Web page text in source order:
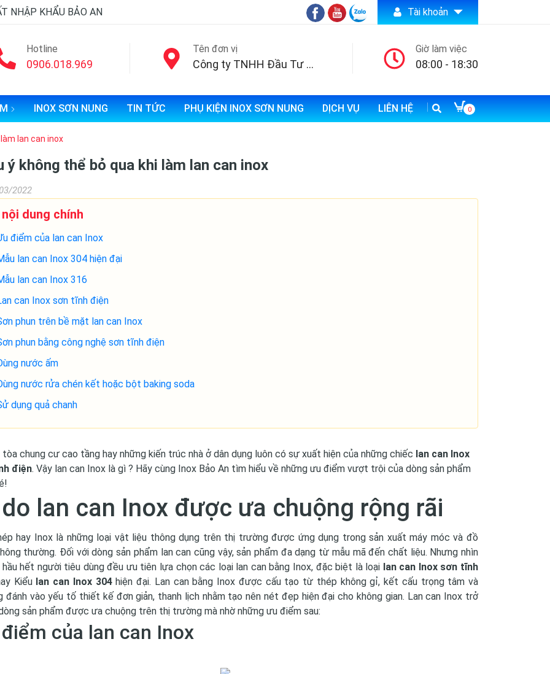
NHẬP KHẨU BẢO AN Tài khoản
Giờ làm việc
08:00 - 18:30
Tên đơn vị
Công ty TNHH Đầu Tư Thương Mại và Xuất Nhập Khẩu Bảo An
Hotline
0906.018.969
INOX SƠN NUNG TIN TỨC PHỤ KIỆN INOX SƠN NUNG DỊCH VỤ LIÊN HỆ 0
lan can inox
ý không thể bỏ qua khi làm lan can inox
2022
nội dung chính
điểm của lan can Inox
lan can Inox 304 hiện đại
lan can Inox 316
can Inox sơn tĩnh điện
phun trên bề mặt lan can Inox
phun bằng công nghệ sơn tĩnh điện
nước ấm
nước rửa chén kết hoặc bột baking soda
dụng quả chanh
tòa chung cư cao tầng hay những kiến trúc nhà ở dân dụng luôn có sự xuất hiện của những chiếc lan can Inox
điện. Vậy lan can Inox là gì ? Hãy cùng Inox Bảo An tìm hiểu về những ưu điểm vượt trội của dòng sản phẩm
do lan can Inox được ưa chuộng rộng rãi
hay Inox là những loại vật liệu thông dụng trên thị trường được ứng dụng trong sản xuất máy móc và đồ
thường. Đối với dòng sản phẩm lan can cũng vậy, sản phẩm đa dạng từ mẫu mã đến chất liệu. Nhưng nhìn
hầu hết người tiêu dùng đều ưu tiên lựa chọn các loại lan can bằng Inox, đặc biệt là loại lan can Inox sơn tĩnh
Kiểulan can Inox 304hiện đại. Lan can bằng Inox được cấu tạo từ thép không gỉ, kết cấu trọng tâm và
đánh vào yếu tố thiết kế đơn giản, thanh lịch nhằm tạo nên nét đẹp hiện đại cho không gian. Lan can Inox trở
sản phẩm được ưa chuộng trên thị trường mà nhờ những ưu điểm sau:
của lan can Inox